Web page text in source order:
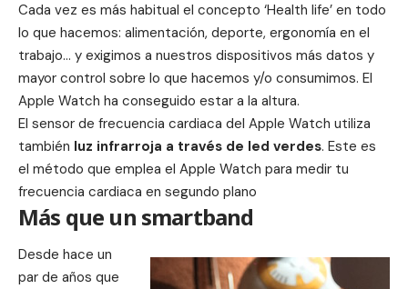
Cada vez es más habitual el concepto ‘Health life’ en todo
lo que hacemos: alimentación, deporte, ergonomía en el
trabajo… y exigimos a nuestros dispositivos más datos y
mayor control sobre lo que hacemos y/o consumimos. El
Apple Watch ha conseguido estar a la altura.
El sensor de frecuencia cardiaca del Apple Watch utiliza
también luz infrarroja a través de led verdes. Este es
el método que emplea el Apple Watch para medir tu
frecuencia cardiaca en segundo plano
Más que un smartband
Desde hace un
par de años que